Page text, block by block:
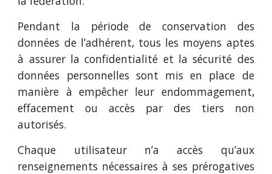
Pendant la période de conservation des
données de l’adhérent, tous les moyens aptes
à assurer la confidentialité et la sécurité des
données personnelles sont mis en place de
manière à empêcher leur endommagement,
effacement ou accès par des tiers non
autorisés.
Chaque utilisateur n’a accès qu’aux
renseignements nécessaires à ses prérogatives